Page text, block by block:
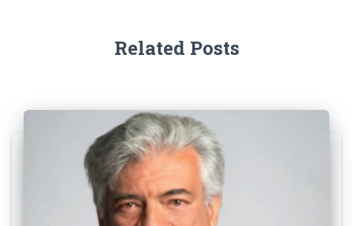
Related Posts